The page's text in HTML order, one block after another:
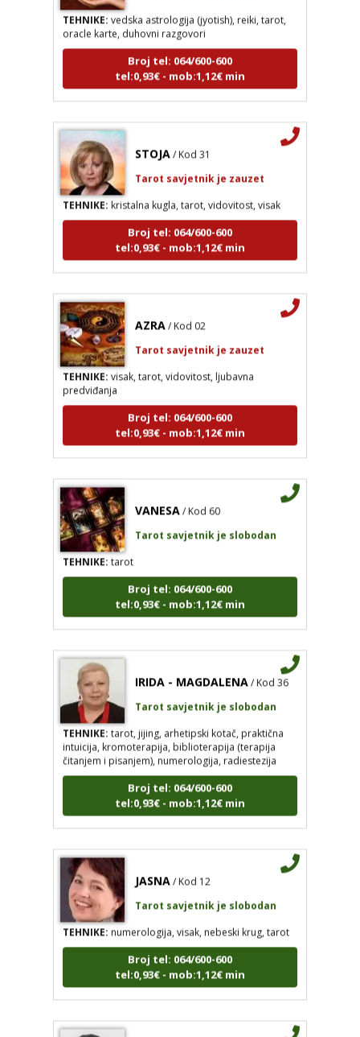
TEHNIKE:vedska astrologija (jyotish), reiki, tarot,
oracle karte, duhovni razgovori
Broj tel: 064/600-600
tel:0,93€ - mob:1,12€ min
TEHNIKE:kristalna kugla, tarot, vidovitost, visak
Broj tel: 064/600-600
tel:0,93€ - mob:1,12€ min
TEHNIKE:visak, tarot, vidovitost, ljubavna
predviđanja
Broj tel: 064/600-600
tel:0,93€ - mob:1,12€ min
TEHNIKE:tarot
Broj tel: 064/600-600
tel:0,93€ - mob:1,12€ min
/ Kod 36
TEHNIKE:tarot, jijing, arhetipski kotač, praktična
intuicija, kromoterapija, biblioterapija (terapija
čitanjem i pisanjem), numerologija, radiestezija
Broj tel: 064/600-600
tel:0,93€ - mob:1,12€ min
TEHNIKE:numerologija, visak, nebeski krug, tarot
Broj tel: 064/600-600
tel:0,93€ - mob:1,12€ min